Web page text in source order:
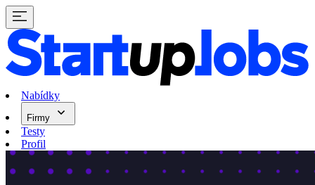
Nabídky
Firmy
Testy
Profil